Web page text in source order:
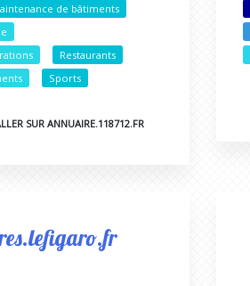
de bâtiments
Restaurants
Sports
SUR ANNUAIRE.118712.FR